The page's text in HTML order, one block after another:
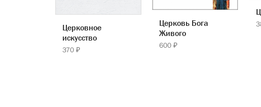
Церковное
искусство
370 ₽
Церковь Бога
Живого
600 ₽